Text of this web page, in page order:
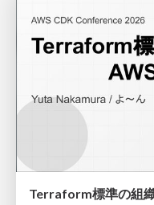
Terraform標準の組